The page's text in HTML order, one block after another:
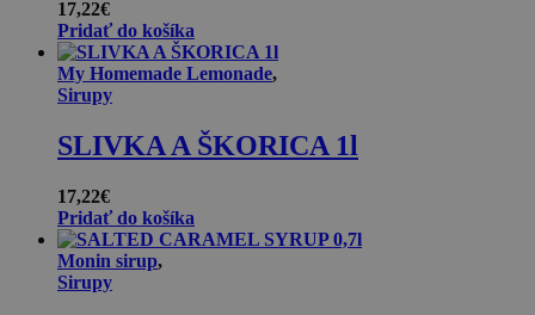
17,22€
Pridať do košíka
My Homemade Lemonade,
Sirupy
SLIVKA A ŠKORICA 1l
17,22€
Pridať do košíka
Monin sirup,
Sirupy